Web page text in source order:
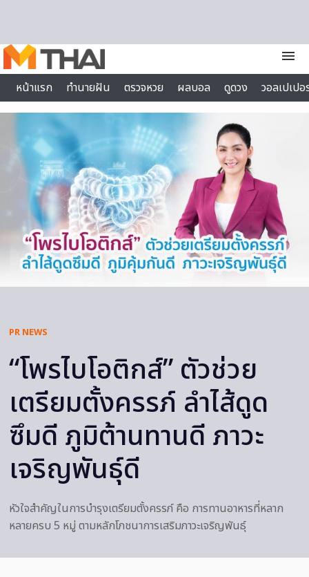
menu
หน้าแรก
ทำนายฝัน ตรวจหวย ผลบอล ดูดวง
วอลเปเป
ไลฟ์สไตล์
PR NEWS
“โพรไบโอติกส์” ตัวช่วย
เตรียมตั้งครรภ์ ลำไส้ดูด
ซึมดี ภูมิต้านทานดี ภาวะ
เจริญพันธุ์ดี
หัวใจสำคัญในการบำรุงเตรียมตั้งครรภ์ คือ การทานอาหารที่หลาก
หลายครบ 5 หมู่ ตามหลักโภชนาการเสริมภาวะเจริญพันธุ์